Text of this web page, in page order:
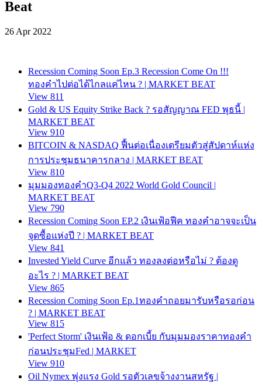
Beat
26 Apr 2022
Recession Coming Soon Ep.3 Recession Come On !!!
ทองคำไปต่อได้ไกลแค่ไหน ? | MARKET BEAT
View 811
Gold & US Equity Strike Back ? รอสัญญาณ FED พุธนี้ |
MARKET BEAT
View 910
BITCOIN & NASDAQ ฟื้นต่อเนื่องเตรียมตัวสู่สัปดาห์แห่ง
การประชุมธนาคารกลาง | MARKET BEAT
View 810
มุมมองทองคำQ3-Q4 2022 World Gold Council |
MARKET BEAT
View 790
Recession Coming Soon EP.2 เงินเฟ้อฟีค ทองคำอาจจะเป็น
จุดซื้อแห่งปี ? | MARKET BEAT
View 841
Invested Yield Curve อีกแล้ว ทองลงต่อหรือไม่ ? ต้องดู
อะไร ? | MARKET BEAT
View 865
Recession Coming Soon Ep.1ทองคำถอยมารับหรือรอก่อน
? | MARKET BEAT
View 815
'Perfect Storm' เงินเฟ้อ & ดอกเบี้ย กับมุมมองราคาทองคำ
ก่อนประชุมFed | MARKET
View 910
Oil Nymex พุ่งแรง Gold รอตัวเลขจ้างงานสหรัฐ |